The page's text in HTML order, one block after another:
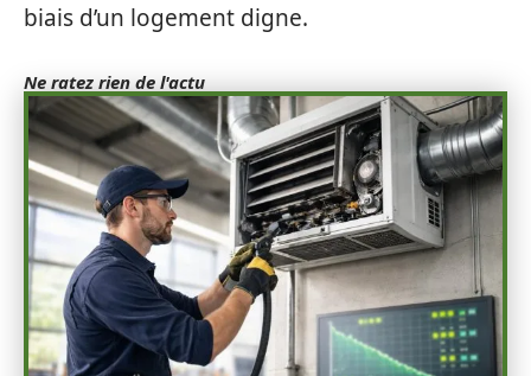
biais d’un logement digne.
Ne ratez rien de l'actu